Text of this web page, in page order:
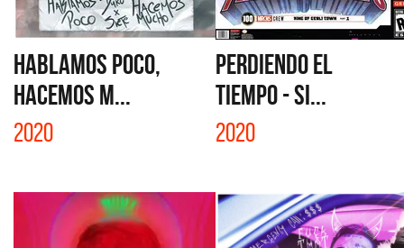
HABLAMOS POCO,
HACEMOS M...
2020
PERDIENDO EL
TIEMPO - SI...
2020